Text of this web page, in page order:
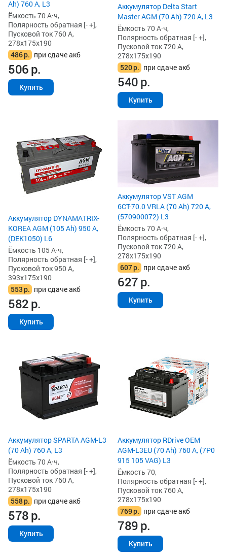
Ah) 760 А, L3
Ёмкость 70 А·ч,
Полярность обратная [- +],
Пусковой ток 760 А,
278x175x190
486р. при сдаче акб
506р.
Купить
Аккумулятор Delta Start
Master AGM (70 Ah) 720 А, L3
Ёмкость 70 А·ч,
Полярность обратная [- +],
Пусковой ток 720 А,
278x175x190
520р. при сдаче акб
540р.
Купить
Аккумулятор DYNAMATRIX-
KOREA AGM (105 Ah) 950 А,
(DEK1050) L6
Ёмкость 105 А·ч,
Полярность обратная [- +],
Пусковой ток 950 А,
393x175x190
553р. при сдаче акб
582р.
Купить
Аккумулятор VST AGM
6СТ-70.0 VRLA (70 Ah) 720 А,
(570900072) L3
Ёмкость 70 А·ч,
Полярность обратная [- +],
Пусковой ток 720 А,
278x175x190
607р. при сдаче акб
627р.
Купить
Аккумулятор SPARTA AGM-L3
(70 Ah) 760 А, L3
Ёмкость 70 А·ч,
Полярность обратная [- +],
Пусковой ток 760 А,
278x175x190
558р. при сдаче акб
578р.
Купить
Аккумулятор RDrive OEM
AGM-L3EU (70 Ah) 760 А, (7P0
915 105 VAG) L3
Ёмкость 70,
Полярность обратная [- +],
Пусковой ток 760 А,
278x175x190
769р. при сдаче акб
789р.
Купить